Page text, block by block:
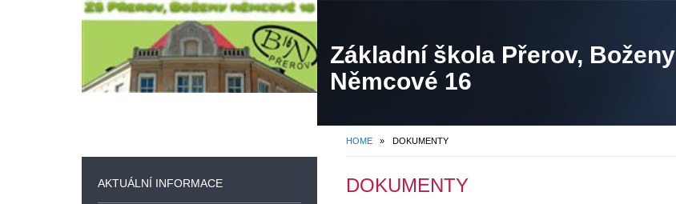
Základní škola Přerov, Boženy
Němcové 16
HOME » DOKUMENTY
AKTUÁLNÍ INFORMACE DOKUMENTY